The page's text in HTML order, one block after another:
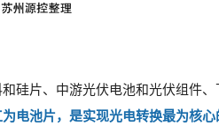
硅片、中游光伏电池和光伏组件
电池片，是实现光电转换最为核心